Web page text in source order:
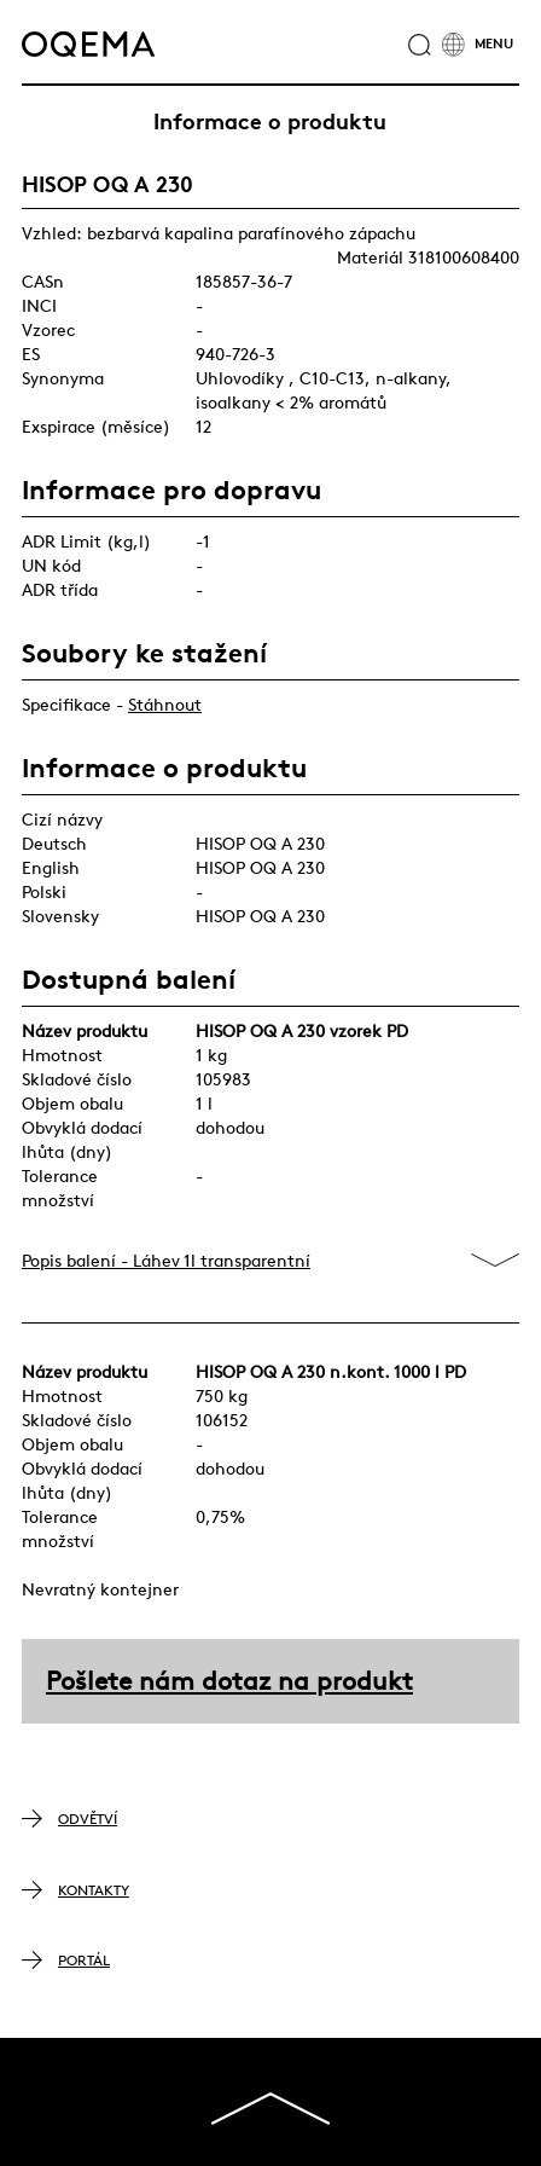
O NÁS
SLUŽBY
KATALOG PRODUKTŮ
NOVINKY
KONTAKTY
SKUPINA OQEMA
Informace o produktu
HISOP OQ A 230
Vzhled: bezbarvá kapalina parafínového zápachu
Materiál 318100608400
CASn
185857-36-7
INCI
-
Vzorec
-
ES
940-726-3
Synonyma
Uhlovodíky , C10-C13, n-alkany,
isoalkany < 2% aromátů
Exspirace (měsíce)
12
Informace pro dopravu
ADR Limit (kg,l)
-1
UN kód
-
ADR třída
-
Soubory ke stažení
Specifikace - Stáhnout
Informace o produktu
Cizí názvy
Deutsch
HISOP OQ A 230
English
HISOP OQ A 230
Polski
-
Slovensky
HISOP OQ A 230
Dostupná balení
Název produktu
HISOP OQ A 230 vzorek PD
Hmotnost
1 kg
Skladové číslo
105983
Objem obalu
1 l
Obvyklá dodací
lhůta (dny)
dohodou
Tolerance
množství
-
Popis balení - Láhev 1l transparentní
Název produktu
HISOP OQ A 230 n.kont. 1000 l PD
Hmotnost
750 kg
Skladové číslo
106152
Objem obalu
-
Obvyklá dodací
lhůta (dny)
dohodou
Tolerance
množství
0,75%
Nevratný kontejner
Pošlete nám dotaz na produkt
ODVĚTVÍ
KONTAKTY
PORTÁL